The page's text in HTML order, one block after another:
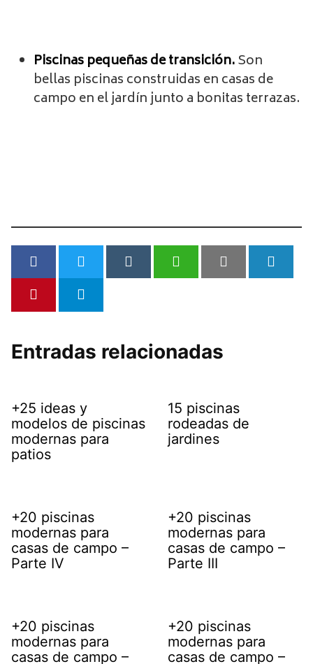
Piscinas pequeñas de transición.Son
bellas piscinas construidas en casas de
campo en el jardín junto a bonitas terrazas.
Entradas relacionadas
+25 ideas y
modelos de piscinas
modernas para
patios
15 piscinas
rodeadas de
jardines
+20 piscinas
modernas para
casas de campo –
Parte IV
+20 piscinas
modernas para
casas de campo –
Parte III
+20 piscinas
modernas para
casas de campo –
+20 piscinas
modernas para
casas de campo –